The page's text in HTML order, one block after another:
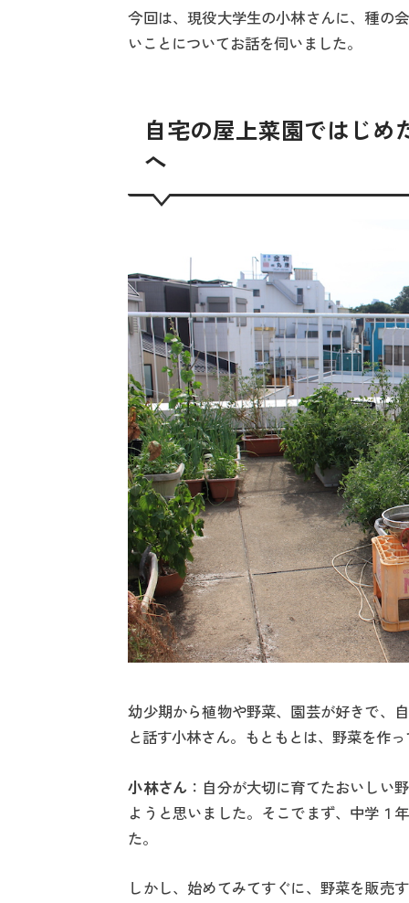
今回は、現役大学生の小林さんに、種の
いことについてお話を伺いました。
自宅の屋上菜園ではじ
へ
幼少期から植物や野菜、園芸が好きで、
と話す小林さん。もともとは、野菜を作
小林さん ：自分が大切に育てたおいしい
ようと思いました。そこでまず、中学１
た。
しかし、始めてみてすぐに、野菜を販売